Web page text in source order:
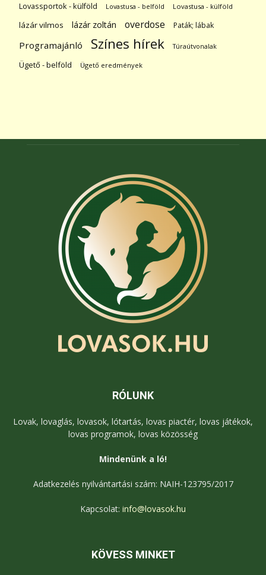
Lovassportok - külföld Lovastusa - belföld Lovastusa - külföld
lázár vilmos lázár zoltán overdose Paták; lábak
Programajánló Színes hírek Túraútvonalak
Ügető - belföld Ügető eredmények
RÓLUNK
Lovak, lovaglás, lovasok, lótartás, lovas piactér, lovas játékok,
lovas programok, lovas közösség
Mindenünk a ló!
Adatkezelés nyilvántartási szám: NAIH-123795/2017
Kapcsolat: info@lovasok.hu
KÖVESS MINKET